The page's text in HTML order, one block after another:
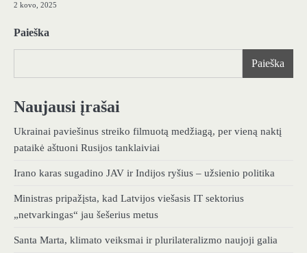
2 kovo, 2025
Paieška
Paieška
Naujausi įrašai
Ukrainai paviešinus streiko filmuotą medžiagą, per vieną naktį
pataikė aštuoni Rusijos tanklaiviai
Irano karas sugadino JAV ir Indijos ryšius – užsienio politika
Ministras pripažįsta, kad Latvijos viešasis IT sektorius
„netvarkingas“ jau šešerius metus
Santa Marta, klimato veiksmai ir plurilateralizmo naujoji galia